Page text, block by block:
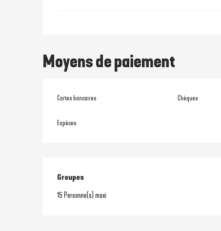
Moyens de paiement
Cartes bancaires Chèques
Espèces
Groupes
Groupes
15 Personne(s) maxi